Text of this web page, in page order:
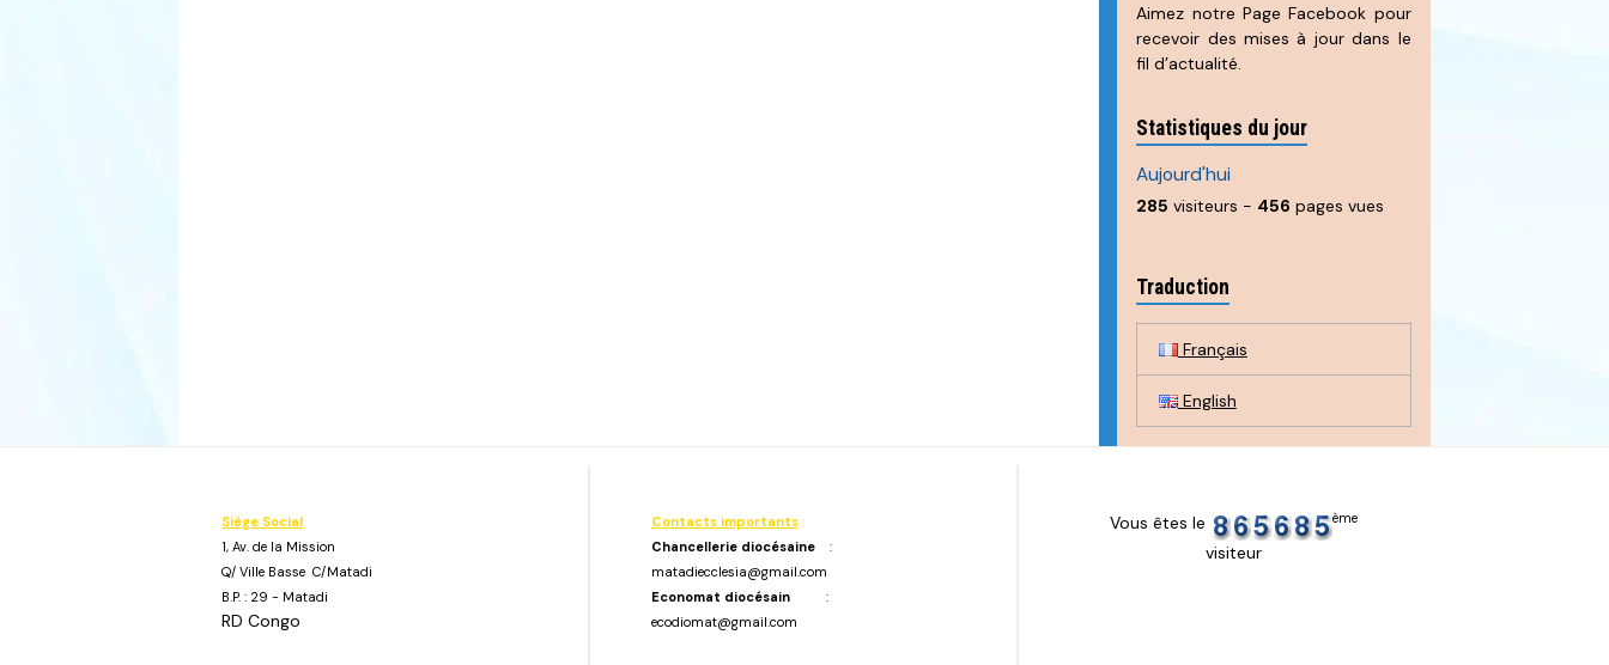
Aimez notre Page Facebook pour
recevoir des mises à jour dans le
fil d’actualité.
Statistiques du jour
Aujourd'hui
285 visiteurs - 456 pages vues
Traduction
Français
English
Siège Social
1, Av. de la Mission
Q/ Ville Basse C/Matadi
B.P. : 29 - Matadi
RD Congo
Contacts importants:
Chancellerie diocésaine:
matadiecclesia@gmail.com
Economat diocésain:
ecodiomat@gmail.com
Vous êtes le ème
visiteur